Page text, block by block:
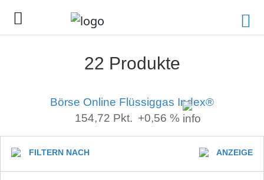
22 Produkte
Börse Online Flüssiggas Index®
154,72 Pkt. +0,56 %
FILTERN NACH ANZEIGE